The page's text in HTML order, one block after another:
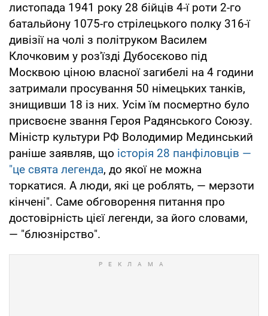
листопада 1941 року 28 бійців 4-ї роти 2-го
батальйону 1075-го стрілецького полку 316-ї
дивізії на чолі з політруком Василем
Клочковим у роз'їзді Дубосєково під
Москвою ціною власної загибелі на 4 години
затримали просування 50 німецьких танків,
знищивши 18 із них. Усім їм посмертно було
присвоєне звання Героя Радянського Союзу.
Міністр культури РФ Володимир Мединський
раніше заявляв, що історія 28 панфіловців —
"це свята легенда, до якої не можна
торкатися. А люди, які це роблять, — мерзоти
кінчені". Саме обговорення питання про
достовірність цієї легенди, за його словами,
— "блюзнірство".